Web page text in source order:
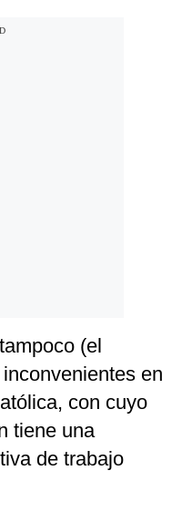
(el
en
con cuyo
tiene una
de trabajo